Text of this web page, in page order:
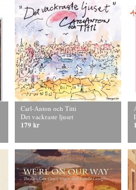
Carl-Anton och Titti
Det vackraste ljuset
179 kr